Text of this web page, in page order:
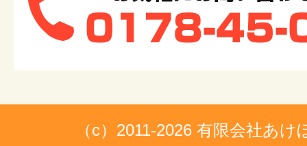
（c）2011-2026 有限会社あけ